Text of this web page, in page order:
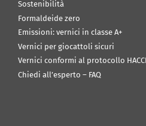
Sostenibilità
Formaldeide zero
Emissioni: vernici in classe A+
Vernici per giocattoli sicuri
Vernici conformi al protocollo
Chiedi all’esperto – FAQ